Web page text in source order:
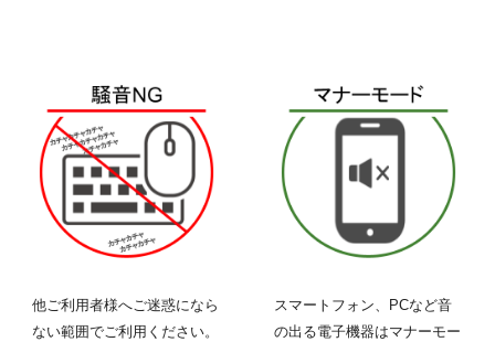
他ご利用者様へご迷惑になら
ない範囲でご利用ください。
スマートフォン、PCなど音
の出る電子機器はマナーモー